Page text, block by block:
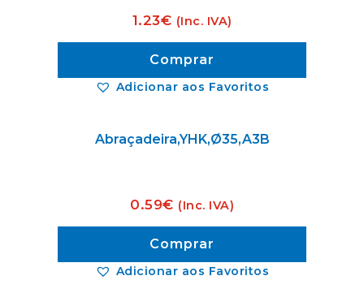
Adicionar aos Favoritos
1.23€ (Inc. IVA)
Comprar
Adicionar aos Favoritos
Abraçadeira,YHK,Ø35,A3B
0.59€ (Inc. IVA)
Comprar